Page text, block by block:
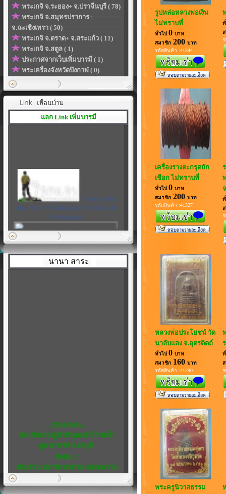
พระเกจิ จ.ระยอง+ จ.ปราจีนบุรี ( 78)
พระเกจิ จ.สมุทรปราการ+
จ.ฉะเชิงเทรา ( 50)
พระเกจิ จ.ตราด+ จ.สระแก้ว ( 11)
พระเกจิ จ.สตูล ( 1)
ประกาศจากเว็บเพิ่มบารมี ( 1)
พระเครื่องจังหวัดบึงกาฬ ( 0)
แลก Link เพิ่มบารมี
เพิ่มบารมี|สร้างลิงค์ของโปรไฟล์ในแบบที่
เป็นตัวคุณเอง
นานา สาระ
ประวัติหลวงปู่คำมี พุทธสาโร วัดถ้ำ
คูหาสวรรค์ จ.ลพบุรี
พิเศษ...5
เชิญชวน สมาชิกทุกท่าน แสดงความ
คิดเห็น ได้ที่ เว็บบอร์ด ครับ
หลวงพ่อสังกิจโจ...พระดีในดวงใจ...
ยินดีต้อนรับสู่นานาสาระ
รูปหล่อหลวงพ่อเงิน
ไม่ทราบที่
ทั่วไป 0 บาท
สมาชิก 200 บาท
รหัสสินค้า :41344
เครื่องรางตะกรุดถัก
เชือก ไม่ทราบที่
ทั่วไป 0 บาท
สมาชิก 200 บาท
รหัสสินค้า :41327
หลวงพ่อประโยชน์ วัด
นาลับแลง จ.อุตรดิตถ์
ทั่วไป 0 บาท
สมาชิก 160 บาท
รหัสสินค้า :41290
พระครูนิวาสธรรม